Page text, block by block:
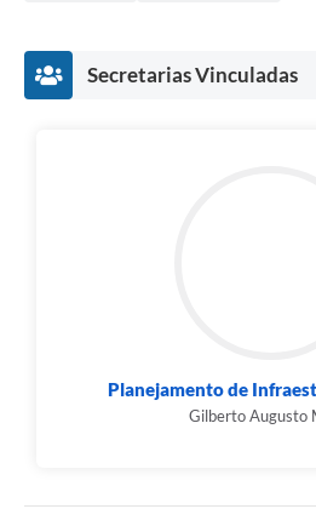
Secretarias Vinculadas
Planejamento de
Gilberto Augusto